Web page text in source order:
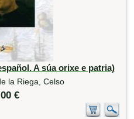
A súa orixe e patria)
la Riega, Celso
€